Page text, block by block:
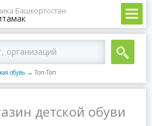
Башкортостан
обувь → Топ-Топ
детской обуви